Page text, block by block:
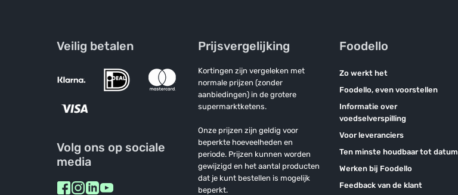
Veilig betalen
Volg ons op sociale
media
Prijsvergelijking
Kortingen zijn vergeleken met
normale prijzen (zonder
aanbiedingen) in de grotere
supermarktketens.
Onze prijzen zijn geldig voor
beperkte hoeveelheden en
periode. Prijzen kunnen worden
gewijzigd en het aantal producten
dat je kunt bestellen is mogelijk
beperkt.
Foodello
Zo werkt het
Foodello, even voorstellen
Informatie over
voedselverspilling
Voor leveranciers
Ten minste houdbaar tot datum
Werken bij Foodello
Feedback van de klant